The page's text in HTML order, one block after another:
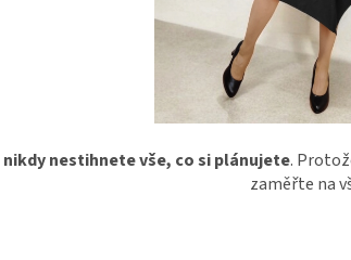
nikdy nestihnete vše, co si plánujete.
zaměřte na